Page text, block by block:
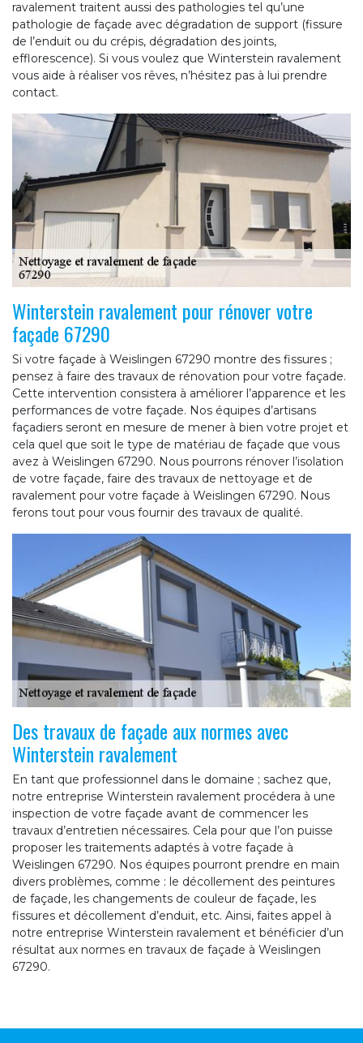
ravalement traitent aussi des pathologies tel qu’une
pathologie de façade avec dégradation de support (fissure
de l’enduit ou du crépis, dégradation des joints,
efflorescence). Si vous voulez que Winterstein ravalement
vous aide à réaliser vos rêves, n’hésitez pas à lui prendre
contact.
Winterstein ravalement pour rénover votre
façade 67290
Si votre façade à Weislingen 67290 montre des fissures ;
pensez à faire des travaux de rénovation pour votre façade.
Cette intervention consistera à améliorer l’apparence et les
performances de votre façade. Nos équipes d’artisans
façadiers seront en mesure de mener à bien votre projet et
cela quel que soit le type de matériau de façade que vous
avez à Weislingen 67290. Nous pourrons rénover l’isolation
de votre façade, faire des travaux de nettoyage et de
ravalement pour votre façade à Weislingen 67290. Nous
ferons tout pour vous fournir des travaux de qualité.
Des travaux de façade aux normes avec
Winterstein ravalement
En tant que professionnel dans le domaine ; sachez que,
notre entreprise Winterstein ravalement procédera à une
inspection de votre façade avant de commencer les
travaux d’entretien nécessaires. Cela pour que l’on puisse
proposer les traitements adaptés à votre façade à
Weislingen 67290. Nos équipes pourront prendre en main
divers problèmes, comme : le décollement des peintures
de façade, les changements de couleur de façade, les
fissures et décollement d’enduit, etc. Ainsi, faites appel à
notre entreprise Winterstein ravalement et bénéficier d’un
résultat aux normes en travaux de façade à Weislingen
67290.